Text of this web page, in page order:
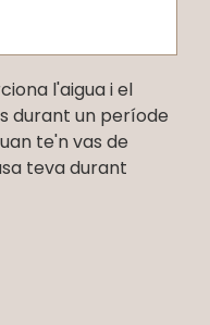
l'aigua i el
durant un període
te'n vas de
teva durant